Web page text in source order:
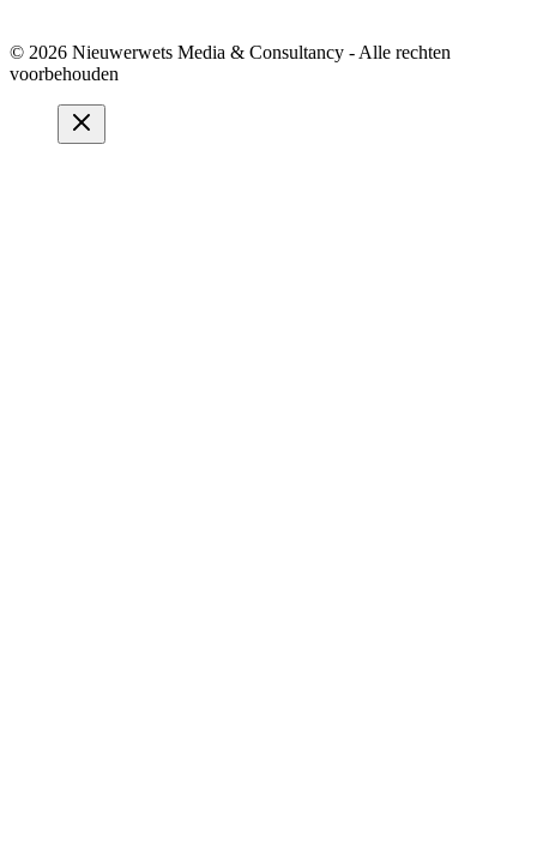
© 2026 Nieuwerwets Media & Consultancy - Alle rechten
voorbehouden